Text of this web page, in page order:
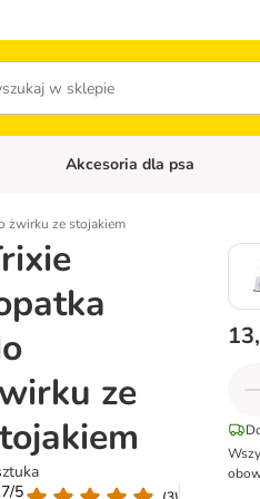
Akcesoria dla kota
Otwórz menu kategorii:
Akcesoria dla psa
żwirku ze stojakiem
ze
5